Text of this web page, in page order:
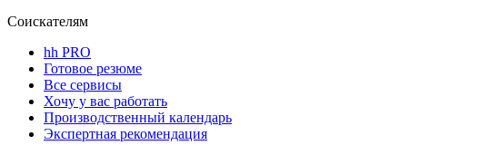
Соискателям
hh PRO
Готовое резюме
Все сервисы
Хочу у вас работать
Производственный календарь
Экспертная рекомендация